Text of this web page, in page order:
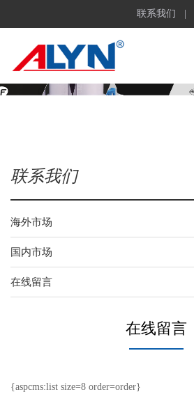
联系我们
联系我们
海外市场
国内市场
在线留言
在线留言
{aspcms:list size=8 order=order}